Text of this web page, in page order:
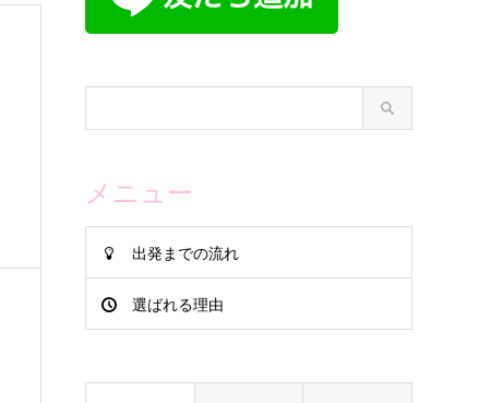
メニュー
出発までの流れ
選ばれる理由